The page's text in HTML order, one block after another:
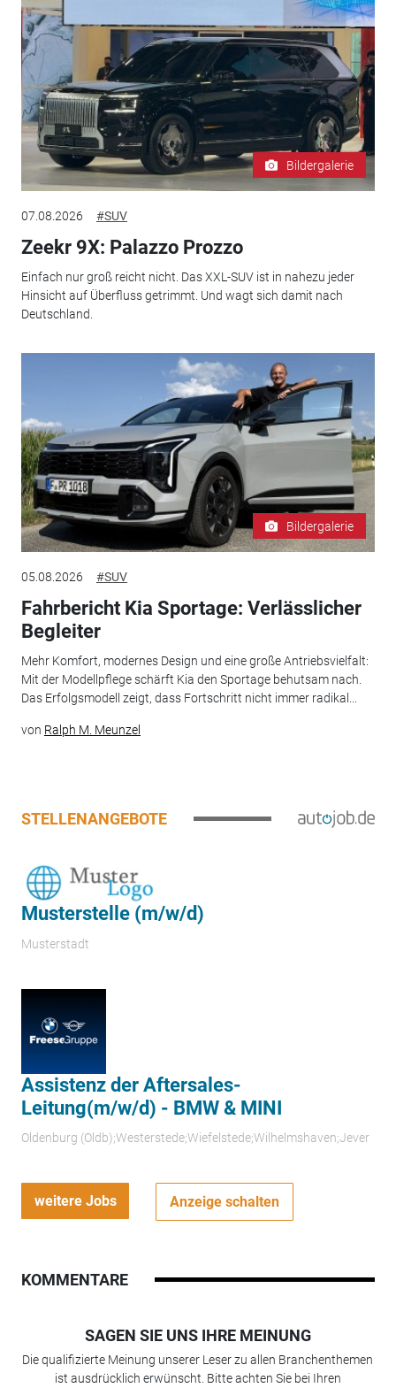
Bildergalerie
07.08.2026 #SUV
Zeekr 9X: Palazzo Prozzo
Einfach nur groß reicht nicht. Das XXL-SUV ist in nahezu jeder
Hinsicht auf Überfluss getrimmt. Und wagt sich damit nach
Deutschland.
Bildergalerie
05.08.2026 #SUV
Fahrbericht Kia Sportage: Verlässlicher
Begleiter
Mehr Komfort, modernes Design und eine große Antriebsvielfalt:
Mit der Modellpflege schärft Kia den Sportage behutsam nach.
Das Erfolgsmodell zeigt, dass Fortschritt nicht immer radikal...
von Ralph M. Meunzel
STELLENANGEBOTE
Musterstelle (m/w/d)
Musterstadt
Assistenz der Aftersales-
Leitung(m/w/d) - BMW & MINI
Oldenburg (Oldb);Westerstede;Wiefelstede;Wilhelmshaven;Jever
weitere Jobs Anzeige schalten
KOMMENTARE
SAGEN SIE UNS IHRE MEINUNG
Die qualifizierte Meinung unserer Leser zu allen Branchenthemen
ist ausdrücklich erwünscht. Bitte achten Sie bei Ihren